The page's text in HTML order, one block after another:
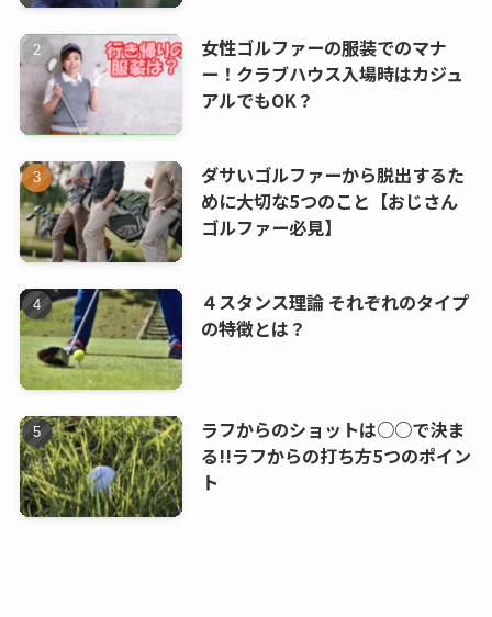
女性ゴルファーの服装でのマナ
ー！クラブハウス入場時はカジュ
アルでもOK？
ダサいゴルファーから脱出するた
めに大切な5つのこと【おじさん
ゴルファー必見】
４スタンス理論 それぞれのタイプ
の特徴とは？
ラフからのショットは○○で決ま
る!!ラフからの打ち方5つのポイン
ト